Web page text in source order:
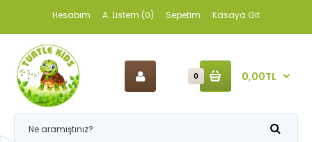
Hesabım A. Listem (0) Sepetim Kasaya Git
0 0,00TL